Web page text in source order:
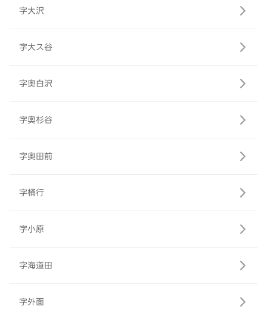
字大沢
字大ス谷
字奥白沢
字奥杉谷
字奥田前
字桶行
字小原
字海道田
字外面